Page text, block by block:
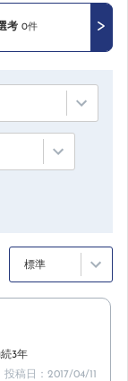
考 0件
標準
3年
投稿日：2017/04/11